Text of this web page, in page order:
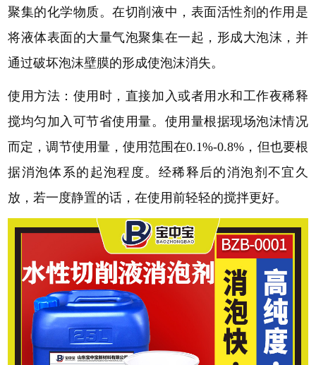
聚集的化学物质。在切削液中，表面活性剂的作用是
将液体表面的大量气泡聚集在一起，形成大泡沫，并
通过破坏泡沫壁膜的形成使泡沫消失。
使用方法：使用时，直接加入或者用水和工作夜稀释
搅均匀加入可节省使用量。使用量根据现场泡沫情况
而定，调节使用量，使用范围在0.1%-0.8%，但也要根
据消泡体系的起泡程度。经稀释后的消泡剂不宜久
放，若一度静置的话，在使用前轻轻的搅拌更好。